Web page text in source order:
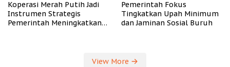
Koperasi Merah Putih Jadi
Instrumen Strategis
Pemerintah Meningkatkan
Pemerintah Fokus
Tingkatkan Upah Minimum
dan Jaminan Sosial Buruh
View More